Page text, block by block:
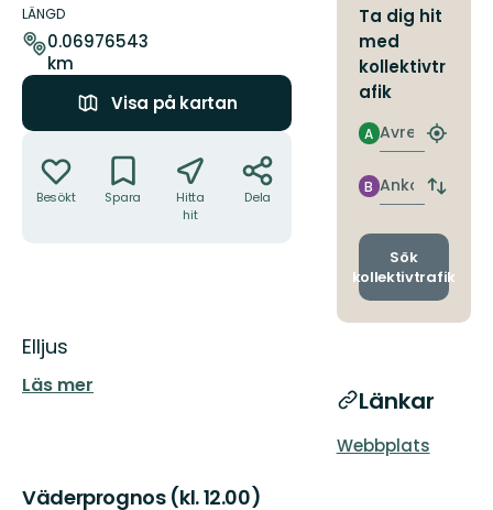
om
leden
LÄNGD
0.06976543
km
Visa på kartan
Besökt Spara
Hitta
hit
Dela
Beskrivning
Elljus
Läs mer
Väderprognos (kl. 12.00)
Ta dig hit
med
kollektivtr
afik
Avresa
A
Hitta
Ankomst
B
Byt
och
Sök
kollektivtrafik
Länkar
Webbplats